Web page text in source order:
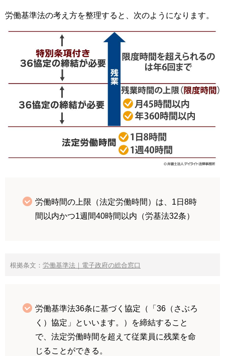
労働基準法の考え方を整理すると、次のようになります。
労働時間の上限（法定労働時間）は、1日8時
間以内かつ1週間40時間以内（労基法32条）
根拠条文： 労働基準法｜電子政府の総合窓口
労働基準法36条に基づく協定（「36（さぶろ
く）協定」といいます。）を締結すること
で、法定労働時間を超えて従業員に残業を命
じることができる。